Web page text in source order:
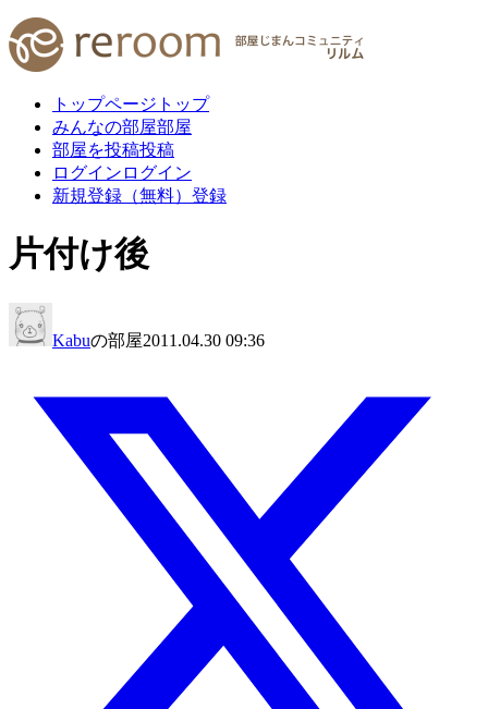
トップページ トップ
みんなの部屋部屋
部屋を投稿投稿
ログイン ログイン
新規登録（無料） 登録
片付け後
Kabuの部屋2011.04.30 09:36